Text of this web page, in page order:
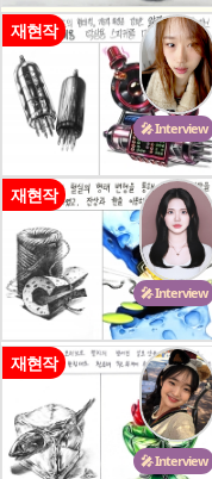
🎤 Interview
재현작
🎤 Interview
재현작
🎤 Interview
재현작